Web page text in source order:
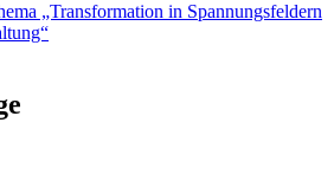
„Transformation in Spannungsfeldern